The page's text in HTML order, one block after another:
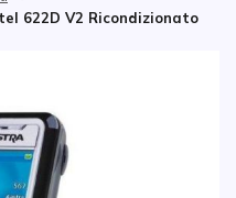
622D V2 Ricondizionato